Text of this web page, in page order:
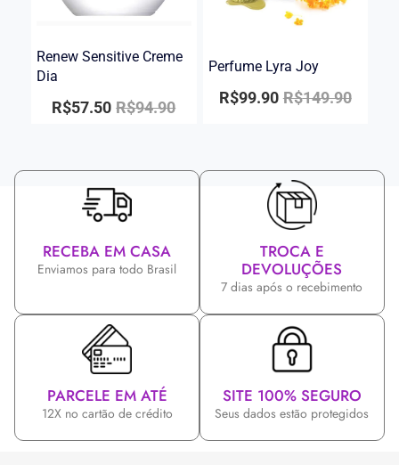
Renew Sensitive Creme
Dia
R$94.90
R$57.50
Perfume Lyra Joy
R$149.90
R$99.90
RECEBA EM CASA
Enviamos para todo Brasil
TROCA E
DEVOLUÇÕES
7 dias após o recebimento
PARCELE EM ATÉ
12X no cartão de crédito
SITE 100% SEGURO
Seus dados estão protegidos